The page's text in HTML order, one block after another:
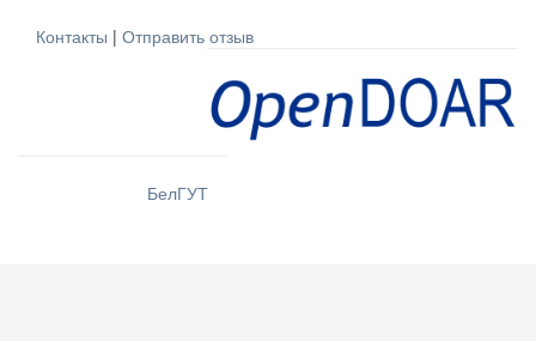
Контакты | Отправить отзыв
БелГУТ